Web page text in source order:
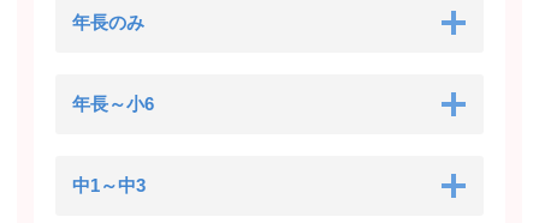
年長のみ
年長～小6
中1～中3